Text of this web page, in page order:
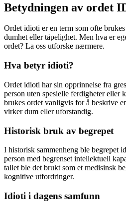
Betydningen av ordet
Ordet idioti er en term som ofte
dumhet eller tåpelighet. Men hva er
ordet? La oss utforske nærmere.
Hva betyr idioti?
Ordet idioti har sin opprinnelse fra
person uten spesielle ferdigheter eller
brukes ordet vanligvis for å beskrive
virker dum eller uforstandig.
Historisk bruk av begrepet
I historisk sammenheng ble begrepet
person med begrenset intellektuell
tallet ble det brukt som et medisinsk
kognitive utfordringer.
Idioti i dagens samfunn